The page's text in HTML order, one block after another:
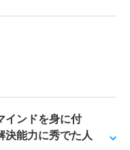
インドを身に付
決能力に秀でた人